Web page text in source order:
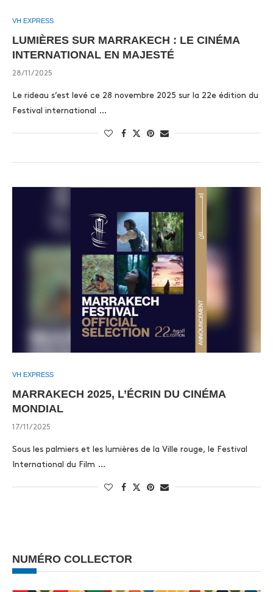
VH EXPRESS
LUMIÈRES SUR MARRAKECH : LE CINÉMA
INTERNATIONAL EN MAJESTÉ
28/11/2025
Le rideau s’est levé ce 28 novembre 2025 sur la 22e édition du
Festival international …
VH EXPRESS
MARRAKECH 2025, L’ÉCRIN DU CINÉMA
MONDIAL
17/11/2025
Sous les palmiers et les lumières de la Ville rouge, le Festival
International du Film …
NUMÉRO COLLECTOR